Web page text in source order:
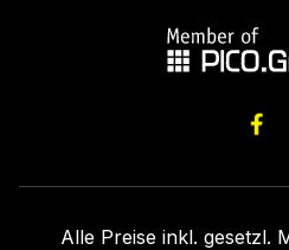
Alle Preise inkl. gesetzl.